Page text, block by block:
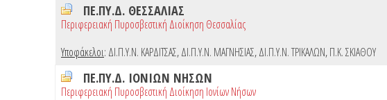
ΠΕ.ΠΥ.Δ. ΘΕΣΣΑΛΙΑΣ
Περιφερειακή Πυροσβεστική Διοίκηση Θεσσαλίας
Υποφάκελοι: ΔΙ.Π.Υ.Ν. ΚΑΡΔΙΤΣΑΣ,ΔΙ.Π.Υ.Ν. ΜΑΓΝΗΣΙΑΣ,ΔΙ.Π.Υ.Ν. ΤΡΙΚΑΛΩΝ,Π.Κ. ΣΚΙΑΘΟΥ
ΠΕ.ΠΥ.Δ. ΙΟΝΙΩΝ ΝΗΣΩΝ
Περιφερειακή Πυροσβεστική Διοίκηση Ιονίων Νήσων